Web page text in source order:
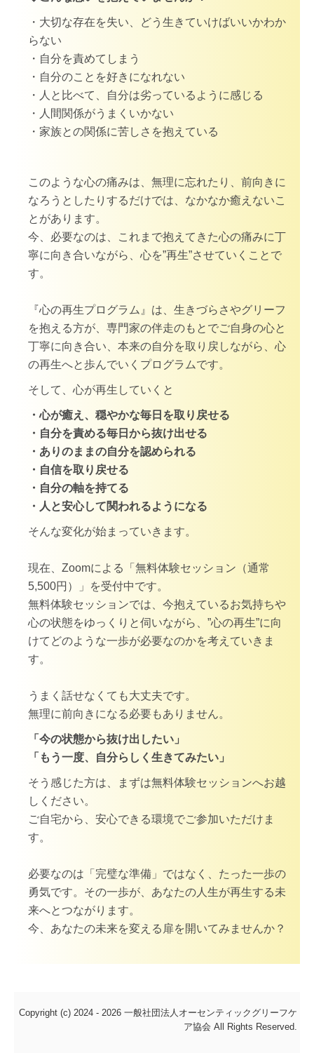
・大切な存在を失い、どう生きていけばいいかわか
らない
・自分を責めてしまう
・自分のことを好きになれない
・人と比べて、自分は劣っているように感じる
・人間関係がうまくいかない
・家族との関係に苦しさを抱えている
このような心の痛みは、無理に忘れたり、前向きに
なろうとしたりするだけでは、なかなか癒えないこ
とがあります。
今、必要なのは、これまで抱えてきた心の痛みに丁
寧に向き合いながら、心を”再生”させていくことで
す。
『心の再生プログラム』は、生きづらさやグリーフ
を抱える方が、専門家の伴走のもとでご自身の心と
丁寧に向き合い、本来の自分を取り戻しながら、心
の再生へと歩んでいくプログラムです。
そして、心が再生していくと
・心が癒え、穏やかな毎日を取り戻せる
・自分を責める毎日から抜け出せる
・ありのままの自分を認められる
・自信を取り戻せる
・自分の軸を持てる
・人と安心して関われるようになる
そんな変化が始まっていきます。
現在、Zoomによる「無料体験セッション（通常
5,500円）」を受付中です。
無料体験セッションでは、今抱えているお気持ちや
心の状態をゆっくりと伺いながら、”心の再生”に向
けてどのような一歩が必要なのかを考えていきま
す。
うまく話せなくても大丈夫です。
無理に前向きになる必要もありません。
「今の状態から抜け出したい」
「もう一度、自分らしく生きてみたい」
そう感じた方は、まずは無料体験セッションへお越
しください。
ご自宅から、安心できる環境でご参加いただけま
す。
必要なのは「完璧な準備」ではなく、たった一歩の
勇気です。その一歩が、あなたの人生が再生する未
来へとつながります。
今、あなたの未来を変える扉を開いてみませんか？
Copyright (c) 2024 - 2026 一般社団法人オーセンティックグリーフケ
ア協会 All Rights Reserved.